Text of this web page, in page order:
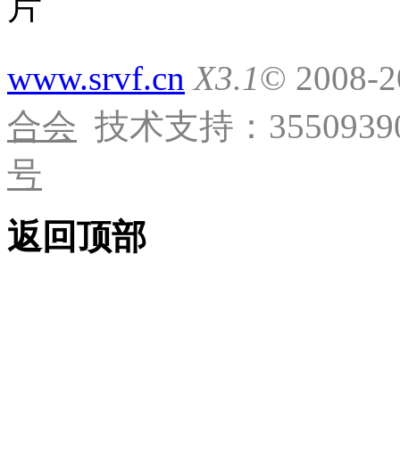
www.srvf.cn X3.1© 2008-
合会 技术支持：
号
返回顶部